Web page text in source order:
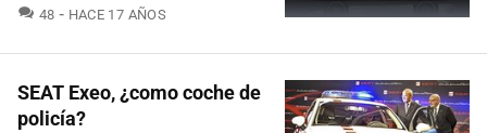
48 COMENTARIOS
HACE 17 AÑOS
SEAT Exeo, ¿como coche de
policía?